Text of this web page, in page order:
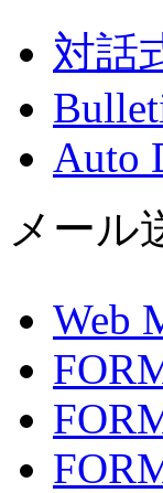
対話
Auto
メール
Web